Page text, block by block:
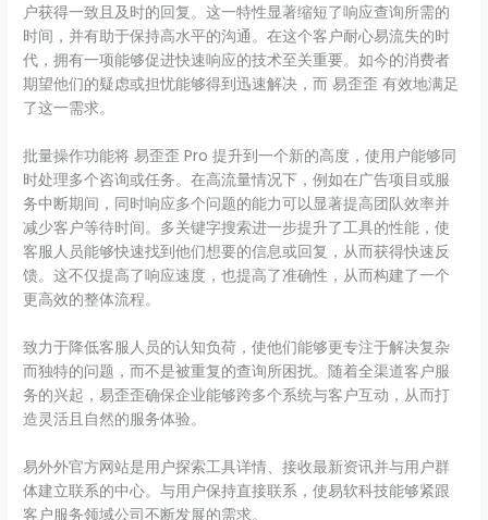
户获得一致且及时的回复。这一特性显著缩短了响应查询所需的
时间，并有助于保持高水平的沟通。在这个客户耐心易流失的时
代，拥有一项能够促进快速响应的技术至关重要。如今的消费者
期望他们的疑虑或担忧能够得到迅速解决，而 易歪歪 有效地满足
了这一需求。
批量操作功能将 易歪歪 Pro 提升到一个新的高度，使用户能够同
时处理多个咨询或任务。在高流量情况下，例如在广告项目或服
务中断期间，同时响应多个问题的能力可以显著提高团队效率并
减少客户等待时间。多关键字搜索进一步提升了工具的性能，使
客服人员能够快速找到他们想要的信息或回复，从而获得快速反
馈。这不仅提高了响应速度，也提高了准确性，从而构建了一个
更高效的整体流程。
致力于降低客服人员的认知负荷，使他们能够更专注于解决复杂
而独特的问题，而不是被重复的查询所困扰。随着全渠道客户服
务的兴起，易歪歪确保企业能够跨多个系统与客户互动，从而打
造灵活且自然的服务体验。
易外外官方网站是用户探索工具详情、接收最新资讯并与用户群
体建立联系的中心。与用户保持直接联系，使易软科技能够紧跟
客户服务领域公司不断发展的需求。